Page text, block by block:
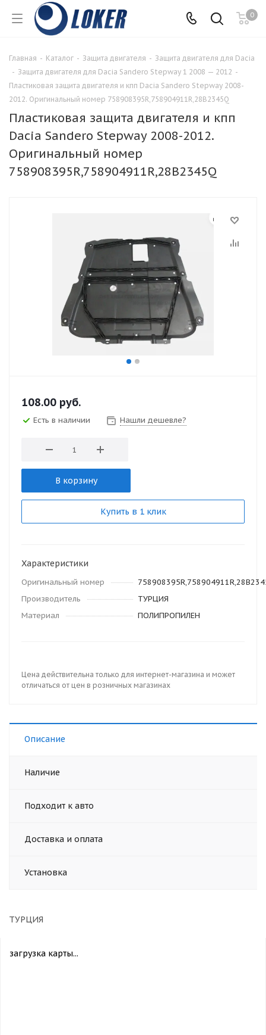
0
Главная - Каталог - Защита двигателя - Защита двигателя для Dacia
- Защита двигателя для Dacia Sandero Stepway 1 2008 — 2012 -
Пластиковая защита двигателя и кпп Dacia Sandero Stepway 2008-
2012. Оригинальный номер 758908395R,758904911R,28B2345Q
Пластиковая защита двигателя и кпп
Dacia Sandero Stepway 2008-2012.
Оригинальный номер
758908395R,758904911R,28B2345Q
108.00 руб.
Есть в наличии Нашли дешевле?
В корзину
Купить в 1 клик
Характеристики
Оригинальный номер
Производитель
ТУРЦИЯ
Материал
ПОЛИПРОПИЛЕН
Цена действительна только для интернет-магазина и может
отличаться от цен в розничных магазинах
Описание
Наличие
Подходит к авто
Доставка и оплата
Установка
ТУРЦИЯ
загрузка карты...